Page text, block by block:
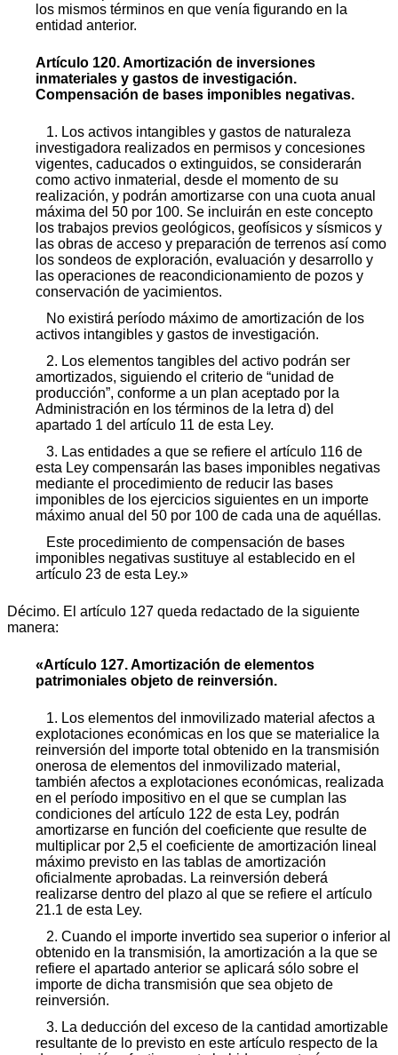
los mismos términos en que venía figurando en la
entidad anterior.
Artículo 120. Amortización de inversiones
inmateriales y gastos de investigación.
Compensación de bases imponibles negativas.
1. Los activos intangibles y gastos de naturaleza
investigadora realizados en permisos y concesiones
vigentes, caducados o extinguidos, se considerarán
como activo inmaterial, desde el momento de su
realización, y podrán amortizarse con una cuota anual
máxima del 50 por 100. Se incluirán en este concepto
los trabajos previos geológicos, geofísicos y sísmicos y
las obras de acceso y preparación de terrenos así como
los sondeos de exploración, evaluación y desarrollo y
las operaciones de reacondicionamiento de pozos y
conservación de yacimientos.
No existirá período máximo de amortización de los
activos intangibles y gastos de investigación.
2. Los elementos tangibles del activo podrán ser
amortizados, siguiendo el criterio de “unidad de
producción”, conforme a un plan aceptado por la
Administración en los términos de la letra d) del
apartado 1 del artículo 11 de esta Ley.
3. Las entidades a que se refiere el artículo 116 de
esta Ley compensarán las bases imponibles negativas
mediante el procedimiento de reducir las bases
imponibles de los ejercicios siguientes en un importe
máximo anual del 50 por 100 de cada una de aquéllas.
Este procedimiento de compensación de bases
imponibles negativas sustituye al establecido en el
artículo 23 de esta Ley.»
Décimo. El artículo 127 queda redactado de la siguiente
manera:
«Artículo 127. Amortización de elementos
patrimoniales objeto de reinversión.
1. Los elementos del inmovilizado material afectos a
explotaciones económicas en los que se materialice la
reinversión del importe total obtenido en la transmisión
onerosa de elementos del inmovilizado material,
también afectos a explotaciones económicas, realizada
en el período impositivo en el que se cumplan las
condiciones del artículo 122 de esta Ley, podrán
amortizarse en función del coeficiente que resulte de
multiplicar por 2,5 el coeficiente de amortización lineal
máximo previsto en las tablas de amortización
oficialmente aprobadas. La reinversión deberá
realizarse dentro del plazo al que se refiere el artículo
21.1 de esta Ley.
2. Cuando el importe invertido sea superior o inferior al
obtenido en la transmisión, la amortización a la que se
refiere el apartado anterior se aplicará sólo sobre el
importe de dicha transmisión que sea objeto de
reinversión.
3. La deducción del exceso de la cantidad amortizable
resultante de lo previsto en este artículo respecto de la